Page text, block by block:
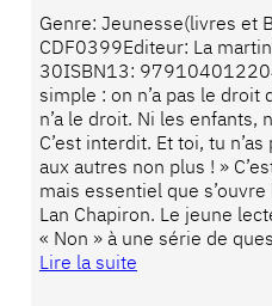
Genre: Jeunesse(livres et
CDF0399Editeur: La
30ISBN13:
simple : on n’a pas le droit
n’a le droit. Ni les enfants,
C’est interdit. Et toi, tu
aux autres non plus ! »
mais essentiel que
Lan Chapiron. Le jeune
« Non » à une série de
Lire la suite